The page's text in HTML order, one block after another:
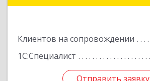
Клиентов на сопровождении
1С:Специалист
Отправить заявку
Отправить заявку